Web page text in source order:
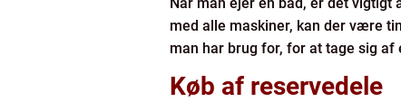
med alle maskiner, kan der være
man har brug for, for at tage sig
Køb af reservedele